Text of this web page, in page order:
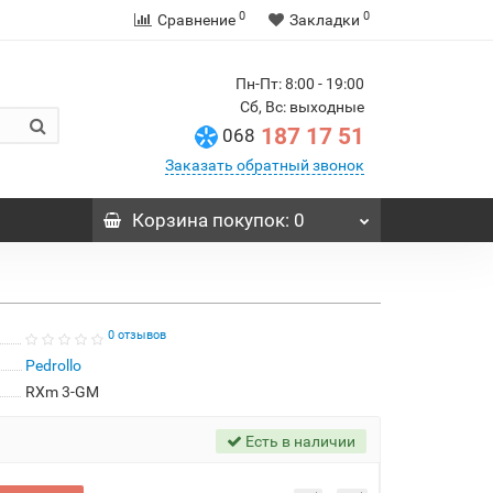
Сравнение 0 Закладки 0
Пн-Пт: 8:00 - 19:00
Сб, Вс: выходные
068 187 17 51
Заказать обратный звонок
Корзинапокупок: 0
0 отзывов
Pedrollo
RXm 3-GM
Есть в наличии